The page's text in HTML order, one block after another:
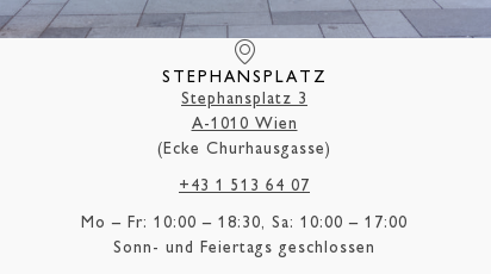
STEPHANSPLATZ
Stephansplatz 3
A-1010 Wien
(Ecke Churhausgasse)
+43 1 513 64 07
Mo – Fr: 10:00 – 18:30, Sa: 10:00 – 17:00
Sonn- und Feiertags geschlossen